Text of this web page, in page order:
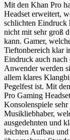
Mit den Khan Pro
Headset erweitert,
schlichten Eindruck
nicht mit sehr groß
kann. Gamer,
Tieftonbereich klar
Eindruck auch nach
Anwender werden
allem klares
Pegelfest ist. Mit
Pro Gaming
Konsolenspiele
Musikliebhaber,
ausgedehnten und
leichten Aufbau und